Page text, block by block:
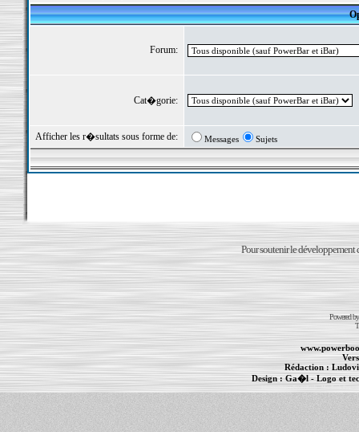
Forum:
Cat�gorie:
Afficher les r�sultats sous forme de: Messages Sujets
Pour soutenir le développement
Powered
Rédaction :
Design : Ga�l- Logo et